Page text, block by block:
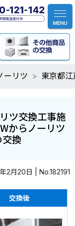
ーリツ 東京都
ツ交換工事施
からノーリツ
換
2月20日 | No.182191
交換後